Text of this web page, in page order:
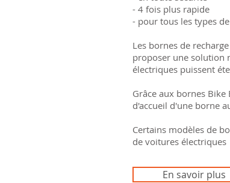
- 4 fois plus rapide
- pour tous les types
Les bornes de
proposer une solution
électriques puissent
Grâce aux bornes
d'accueil d'une borne
Certains modèles de
de voitures électriques
En savoir plus